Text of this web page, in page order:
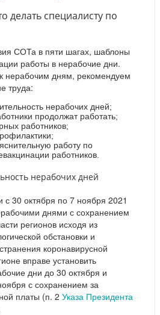
делать специалисту по
СОТа в пяти шагах, шаблоны
работы в нерабочие дни.
нерабочим дням, рекомендуем
труда:
нерабочих дней;
продолжат работать;
работников;
работу по
работников.
нерабочих дней
с 30 октября по 7 ноября 2021
днями с сохранением
регионов исходя из
обстановки и
коронавирусной
вправе установить
дни до 30 октября и
с сохранением за
платы (п. 2 Указа Президента